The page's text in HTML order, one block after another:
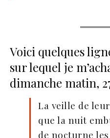
Voici quelques
sur lequel je
dimanche matin,
La veille de
que la nuit
de nocturne